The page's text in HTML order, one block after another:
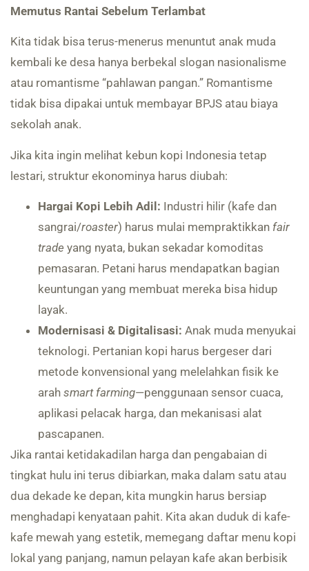
Memutus Rantai Sebelum Terlambat
Kita tidak bisa terus-menerus menuntut anak muda
kembali ke desa hanya berbekal slogan nasionalisme
atau romantisme “pahlawan pangan.” Romantisme
tidak bisa dipakai untuk membayar BPJS atau biaya
sekolah anak.
Jika kita ingin melihat kebun kopi Indonesia tetap
lestari, struktur ekonominya harus diubah:
Hargai Kopi Lebih Adil: Industri hilir (kafe dan
sangrai/roaster) harus mulai mempraktikkan fair
trade yang nyata, bukan sekadar komoditas
pemasaran. Petani harus mendapatkan bagian
keuntungan yang membuat mereka bisa hidup
layak.
Modernisasi & Digitalisasi: Anak muda menyukai
teknologi. Pertanian kopi harus bergeser dari
metode konvensional yang melelahkan fisik ke
arah smart farming—penggunaan sensor cuaca,
aplikasi pelacak harga, dan mekanisasi alat
pascapanen.
Jika rantai ketidakadilan harga dan pengabaian di
tingkat hulu ini terus dibiarkan, maka dalam satu atau
dua dekade ke depan, kita mungkin harus bersiap
menghadapi kenyataan pahit. Kita akan duduk di kafe-
kafe mewah yang estetik, memegang daftar menu kopi
lokal yang panjang, namun pelayan kafe akan berbisik